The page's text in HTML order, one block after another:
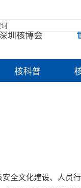
圳核博会
核科普
全文化建设、人员